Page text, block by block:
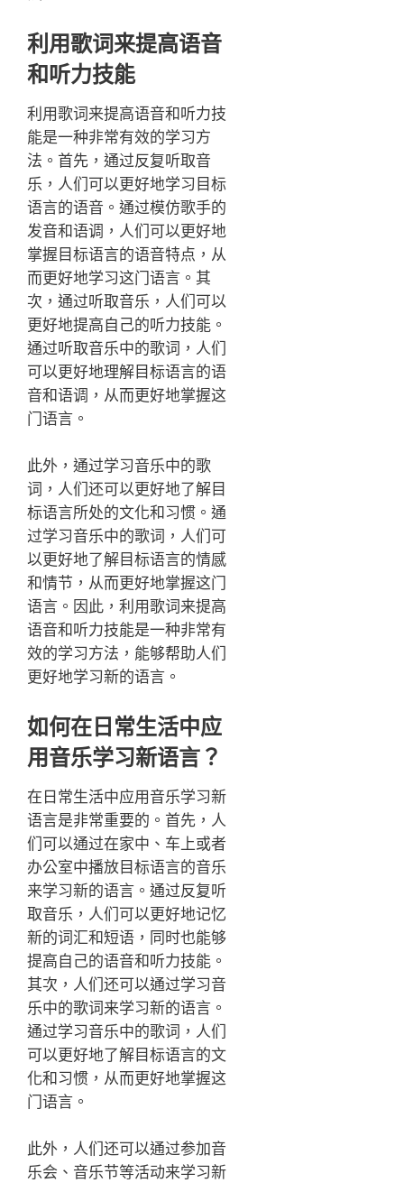
利用歌词来提高语音
和听力技能
利用歌词来提高语音和听力技
能是一种非常有效的学习方
法。首先，通过反复听取音
乐，人们可以更好地学习目标
语言的语音。通过模仿歌手的
发音和语调，人们可以更好地
掌握目标语言的语音特点，从
而更好地学习这门语言。其
次，通过听取音乐，人们可以
更好地提高自己的听力技能。
通过听取音乐中的歌词，人们
可以更好地理解目标语言的语
音和语调，从而更好地掌握这
门语言。
此外，通过学习音乐中的歌
词，人们还可以更好地了解目
标语言所处的文化和习惯。通
过学习音乐中的歌词，人们可
以更好地了解目标语言的情感
和情节，从而更好地掌握这门
语言。因此，利用歌词来提高
语音和听力技能是一种非常有
效的学习方法，能够帮助人们
更好地学习新的语言。
如何在日常生活中应
用音乐学习新语言？
在日常生活中应用音乐学习新
语言是非常重要的。首先，人
们可以通过在家中、车上或者
办公室中播放目标语言的音乐
来学习新的语言。通过反复听
取音乐，人们可以更好地记忆
新的词汇和短语，同时也能够
提高自己的语音和听力技能。
其次，人们还可以通过学习音
乐中的歌词来学习新的语言。
通过学习音乐中的歌词，人们
可以更好地了解目标语言的文
化和习惯，从而更好地掌握这
门语言。
此外，人们还可以通过参加音
乐会、音乐节等活动来学习新